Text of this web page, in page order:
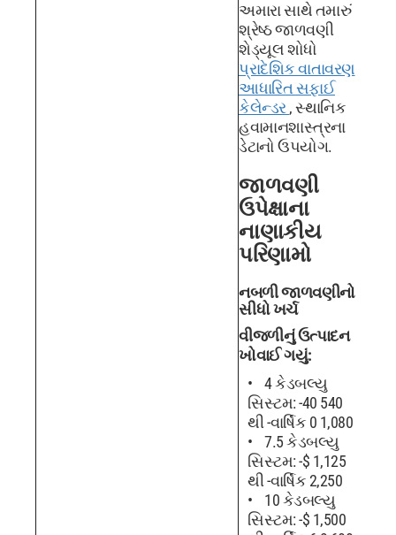
અમારા સાથે તમારું
શ્રેષ્ઠ જાળવણી
શેડ્યૂલ શોધો
પ્રાદેશિક વાતાવરણ
આધારિત સફાઈ
કેલેન્ડર, સ્થાનિક
હવામાનશાસ્ત્રના
ડેટાનો ઉપયોગ.
જાળવણી
ઉપેક્ષાના
નાણાકીય
પરિણામો
નબળી જાળવણીનો
સીધો ખર્ચ
વીજળીનું ઉત્પાદન
ખોવાઈ ગયું:
4 કેડબલ્યુ
સિસ્ટમ: -40 540
થી -વાર્ષિક 0 1,080
7.5 કેડબલ્યુ
સિસ્ટમ: -$ 1,125
થી -વાર્ષિક 2,250
10 કેડબલ્યુ
સિસ્ટમ: -$ 1,500